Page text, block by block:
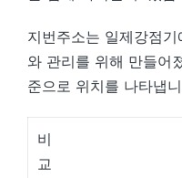
지번주소는 일제강점
와 관리를 위해 만들어
준으로 위치를 나타냅
비
교